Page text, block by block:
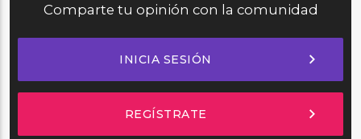
Comparte tu opinión con la comunidad
INICIA SESIÓN chevron_right
REGÍSTRATE chevron_right